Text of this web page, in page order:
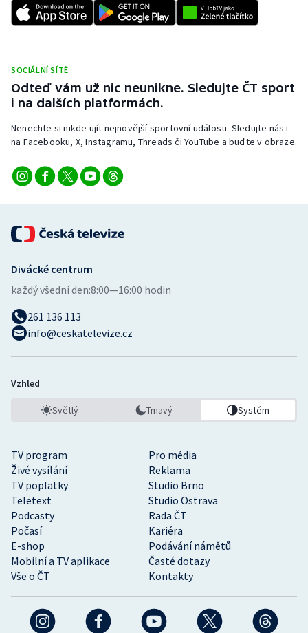
SOCIÁLNÍ SÍTĚ
Odteď vám už nic neunikne. Sledujte ČT sport
i na dalších platformách.
Nenechte si nikde ujít nejnovější sportovní události. Sledujte nás i
na Facebooku, X, Instagramu, Threads či YouTube a buďte v obraze.
TV program
Pro média
Živé vysílání
Reklama
TV poplatky
Studio Brno
Teletext
Studio Ostrava
Podcasty
Rada ČT
Počasí
Kariéra
E-shop
Podávání námětů
Mobilní a TV aplikace
Časté dotazy
Vše o ČT
Kontakty
Divácké centrum
každý všední den:8:00—16:00 hodin
261 136 113
info@ceskatelevize.cz
Vzhled
Světlý Tmavý Systém